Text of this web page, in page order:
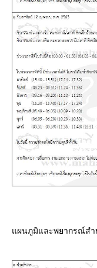
ผนภูมิและพยากรณ์สำ